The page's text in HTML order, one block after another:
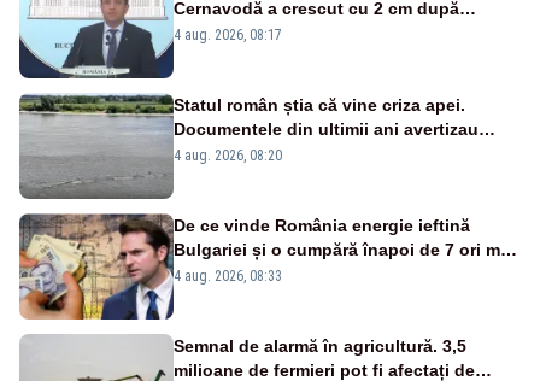
Cernavodă a crescut cu 2 cm după
intervenția de pe Brațul Bala
4 aug. 2026, 08:17
Statul român știa că vine criza apei.
Documentele din ultimii ani avertizau
asupra pericolului
4 aug. 2026, 08:20
De ce vinde România energie ieftină
Bulgariei și o cumpără înapoi de 7 ori mai
scump? Explicațiile unui fost ministru
4 aug. 2026, 08:33
Semnal de alarmă în agricultură. 3,5
milioane de fermieri pot fi afectați de